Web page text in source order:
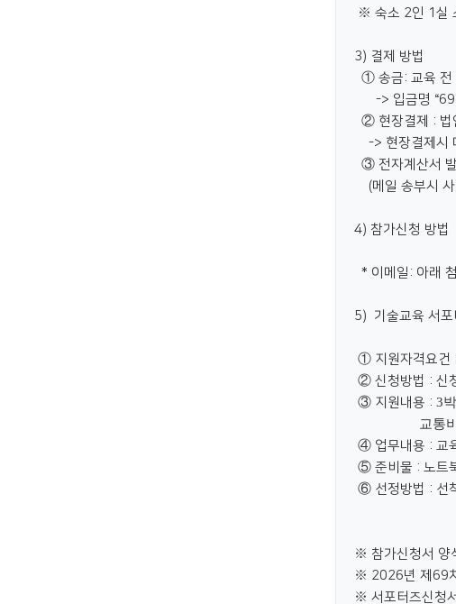
※ 숙소 2인 1실
3) 결제 방법
① 송금: 교육 전
-> 입금명 “69
② 현장결제 : 법
-> 현장결제시
③ 전자계산서
(메일 송부시 사
4) 참가신청 방법
* 이메일: 아래
5) 기술교육 서포
① 지원자격요건
② 신청방법 : 신
③ 지원내용 : 3박
교통비
④ 업무내용 : 교
⑤ 준비물 : 노트
⑥ 선정방법 : 선
※ 참가신청서 양
※ 2026년 제69
※ 서포터즈신청